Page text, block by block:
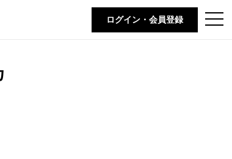
t
o
ログイン・会員登録